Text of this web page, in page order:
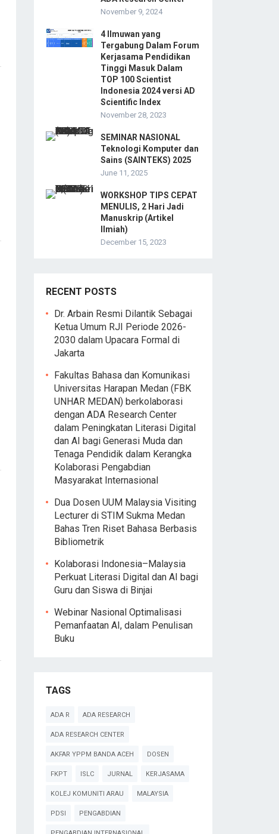
November 9, 2024
4 Ilmuwan yang
Tergabung Dalam Forum
Kerjasama Pendidikan
Tinggi Masuk Dalam
TOP 100 Scientist
Indonesia 2024 versi AD
Scientific Index
November 28, 2023
SEMINAR NASIONAL
Teknologi Komputer dan
Sains (SAINTEKS) 2025
June 11, 2025
WORKSHOP TIPS CEPAT
MENULIS, 2 Hari Jadi
Manuskrip (Artikel
Ilmiah)
December 15, 2023
RECENT POSTS
Dr. Arbain Resmi Dilantik Sebagai
Ketua Umum RJI Periode 2026-
2030 dalam Upacara Formal di
Jakarta
Fakultas Bahasa dan Komunikasi
Universitas Harapan Medan (FBK
UNHAR MEDAN) berkolaborasi
dengan ADA Research Center
dalam Peningkatan Literasi Digital
dan AI bagi Generasi Muda dan
Tenaga Pendidik dalam Kerangka
Kolaborasi Pengabdian
Masyarakat Internasional
Dua Dosen UUM Malaysia Visiting
Lecturer di STIM Sukma Medan
Bahas Tren Riset Bahasa Berbasis
Bibliometrik
Kolaborasi Indonesia–Malaysia
Perkuat Literasi Digital dan AI bagi
Guru dan Siswa di Binjai
Webinar Nasional Optimalisasi
Pemanfaatan AI, dalam Penulisan
Buku
TAGS
ADA R ADA RESEARCH
ADA RESEARCH CENTER
AKFAR YPPM BANDA ACEH DOSEN
FKPT ISLC JURNAL KERJASAMA
KOLEJ KOMUNITI ARAU MALAYSIA
PDSI PENGABDIAN